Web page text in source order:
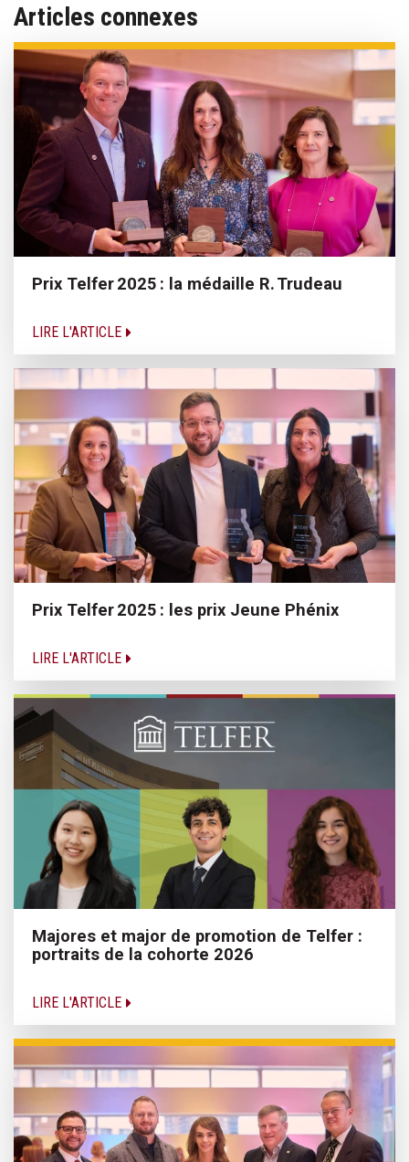
Articles connexes
Prix Telfer 2025 : la médaille R. Trudeau
LIRE L'ARTICLE
Prix Telfer 2025 : les prix Jeune Phénix
LIRE L'ARTICLE
Majores et major de promotion de Telfer :
portraits de la cohorte 2026
LIRE L'ARTICLE